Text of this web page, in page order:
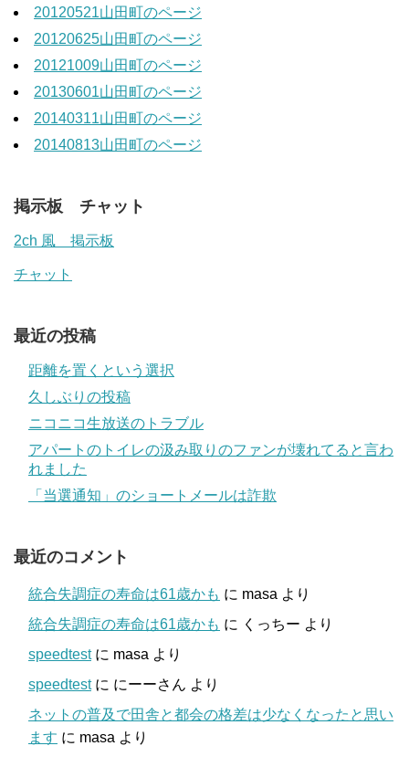
20120521山田町のページ
20120625山田町のページ
20121009山田町のページ
20130601山田町のページ
20140311山田町のページ
20140813山田町のページ
掲示板 チャット
2ch 風 掲示板
チャット
最近の投稿
距離を置くという選択
久しぶりの投稿
ニコニコ生放送のトラブル
アパートのトイレの汲み取りのファンが壊れてると言わ
れました
「当選通知」のショートメールは詐欺
最近のコメント
統合失調症の寿命は61歳かも に masa より
統合失調症の寿命は61歳かも に くっちー より
speedtestに masa より
speedtestに にーーさん より
ネットの普及で田舎と都会の格差は少なくなったと思い
ます に masa より